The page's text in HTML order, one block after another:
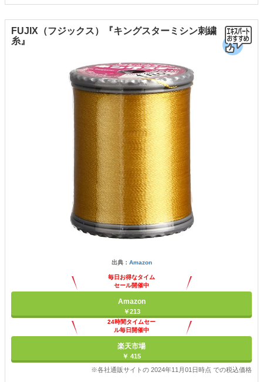
FUJIX（フジックス）『キングスターミシン刺繍
糸』
出典： Amazon
毎日お得なタイム
セール開催中
Amazon
￥213
24時間タイムセー
ル毎日開催中
楽天市場
￥ 415
※各社通販サイトの 2024年11月01日時点 での税込価格